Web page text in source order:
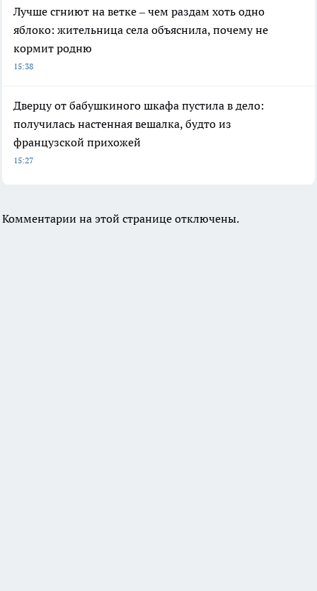
Лучше сгниют на ветке – чем раздам хоть одно
яблоко: жительница села объяснила, почему не
кормит родню
15:38
Дверцу от бабушкиного шкафа пустила в дело:
получилась настенная вешалка, будто из
французской прихожей
15:27
Комментарии на этой странице отключены.